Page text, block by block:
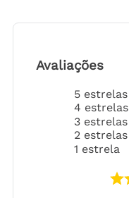
Avaliações
5 estrelas
4 estrelas
3 estrelas
2 estrelas
1 estrela